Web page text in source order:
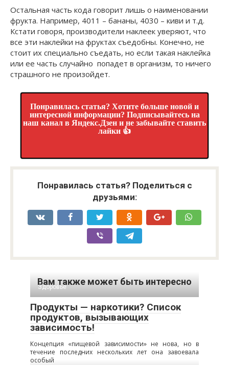
Остальная часть кода говорит лишь о наименовании
фрукта. Например, 4011 – бананы, 4030 – киви и т.д.
Кстати говоря, производители наклеек уверяют, что
все эти наклейки на фруктах съедобны. Конечно, не
стоит их специально съедать, но если такая наклейка
или ее часть случайно попадет в организм, то ничего
страшного не произойдет.
Понравилась статья? Хотите больше новой и
интересной информации? Подписывайтесь на
наш канал в Яндекс.Дзен и не забывайте ставить
лайки 👍
Понравилась статья? Поделиться с
друзьями:
Вам также может быть интересно
Здоровье
Продукты — наркотики? Список
продуктов, вызывающих
зависимость!
Концепция «пищевой зависимости» не нова, но в
течение последних нескольких лет она завоевала
особый